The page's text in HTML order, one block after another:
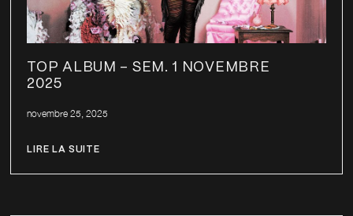
TOP ALBUM – SEM. 1 NOVEMBRE
2025
novembre 25, 2025
LIRE LA SUITE